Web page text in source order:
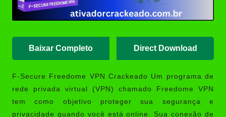
Baixar Completo Direct Download
F-Secure Freedome VPN Crackeado Um programa de
rede privada virtual (VPN) chamado Freedome VPN
tem como objetivo proteger sua segurança e
privacidade quando você está online. Sua conexão de